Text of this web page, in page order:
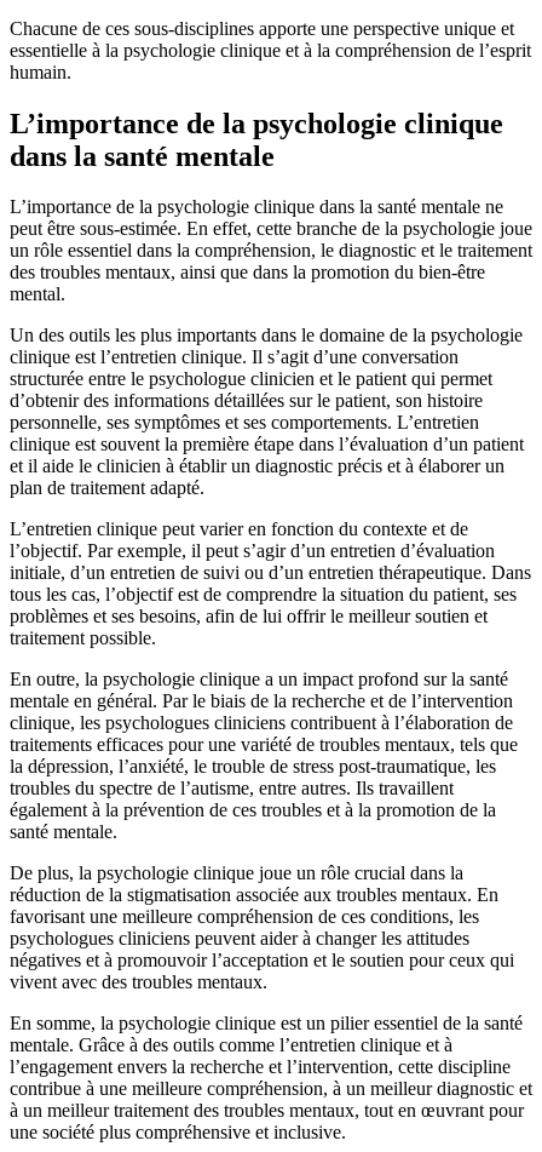
Chacune de ces sous-disciplines apporte une perspective unique et
essentielle à la psychologie clinique et à la compréhension de l’esprit
humain.
L’importance de la psychologie clinique
dans la santé mentale
L’importance de la psychologie clinique dans la santé mentale ne
peut être sous-estimée. En effet, cette branche de la psychologie joue
un rôle essentiel dans la compréhension, le diagnostic et le traitement
des troubles mentaux, ainsi que dans la promotion du bien-être
mental.
Un des outils les plus importants dans le domaine de la psychologie
clinique est l’entretien clinique. Il s’agit d’une conversation
structurée entre le psychologue clinicien et le patient qui permet
d’obtenir des informations détaillées sur le patient, son histoire
personnelle, ses symptômes et ses comportements. L’entretien
clinique est souvent la première étape dans l’évaluation d’un patient
et il aide le clinicien à établir un diagnostic précis et à élaborer un
plan de traitement adapté.
L’entretien clinique peut varier en fonction du contexte et de
l’objectif. Par exemple, il peut s’agir d’un entretien d’évaluation
initiale, d’un entretien de suivi ou d’un entretien thérapeutique. Dans
tous les cas, l’objectif est de comprendre la situation du patient, ses
problèmes et ses besoins, afin de lui offrir le meilleur soutien et
traitement possible.
En outre, la psychologie clinique a un impact profond sur la santé
mentale en général. Par le biais de la recherche et de l’intervention
clinique, les psychologues cliniciens contribuent à l’élaboration de
traitements efficaces pour une variété de troubles mentaux, tels que
la dépression, l’anxiété, le trouble de stress post-traumatique, les
troubles du spectre de l’autisme, entre autres. Ils travaillent
également à la prévention de ces troubles et à la promotion de la
santé mentale.
De plus, la psychologie clinique joue un rôle crucial dans la
réduction de la stigmatisation associée aux troubles mentaux. En
favorisant une meilleure compréhension de ces conditions, les
psychologues cliniciens peuvent aider à changer les attitudes
négatives et à promouvoir l’acceptation et le soutien pour ceux qui
vivent avec des troubles mentaux.
En somme, la psychologie clinique est un pilier essentiel de la santé
mentale. Grâce à des outils comme l’entretien clinique et à
l’engagement envers la recherche et l’intervention, cette discipline
contribue à une meilleure compréhension, à un meilleur diagnostic et
à un meilleur traitement des troubles mentaux, tout en œuvrant pour
une société plus compréhensive et inclusive.